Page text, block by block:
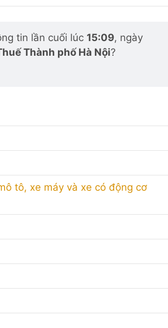
tin lần cuối lúc 15:09, ngày
Thành phố Hà Nội?
tô, xe máy và xe có động cơ